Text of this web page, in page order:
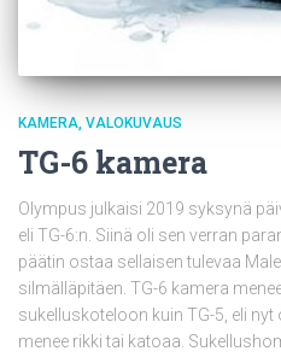
KAMERA VALOKUVAUS
TG-6 kamera
Olympus julkaisi 2019 syksynä
eli TG-6:n. Siinä oli sen verran
päätin ostaa sellaisen tulevaa
silmälläpitäen. TG-6 kamera
sukelluskoteloon kuin TG-5, eli
menee rikki tai katoaa.